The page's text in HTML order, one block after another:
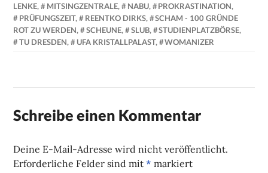
LENKE, MITSINGZENTRALE, NABU, PROKRASTINATION,
PRÜFUNGSZEIT, REENTKO DIRKS,
SCHAM - 100 GRÜNDE
ROT ZU WERDEN, SCHEUNE, SLUB, STUDIENPLATZBÖRSE,
TU DRESDEN, UFA KRISTALLPALAST, WOMANIZER
Schreibe einen Kommentar
Deine E-Mail-Adresse wird nicht veröffentlicht.
Erforderliche Felder sind mit* markiert